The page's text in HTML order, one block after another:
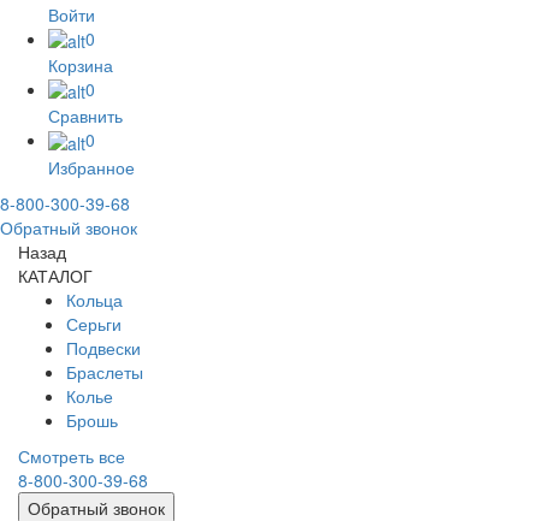
Войти
0
Корзина
0
Сравнить
0
Избранное
8-800-300-39-68
Обратный звонок
Назад
КАТАЛОГ
Кольца
Серьги
Подвески
Браслеты
Колье
Брошь
Смотреть все
8-800-300-39-68
Обратный звонок